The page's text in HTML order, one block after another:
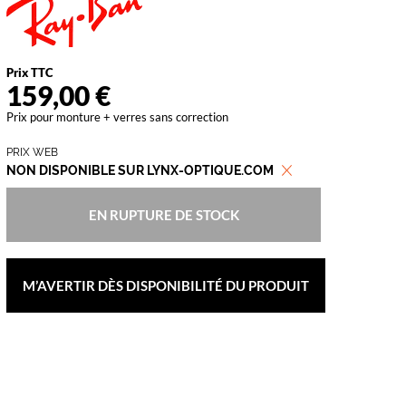
Prix TTC
159,00 €
Prix pour monture + verres sans correction
PRIX WEB
NON DISPONIBLE SUR LYNX-OPTIQUE.COM
EN RUPTURE DE STOCK
M’AVERTIR DÈS DISPONIBILITÉ DU PRODUIT